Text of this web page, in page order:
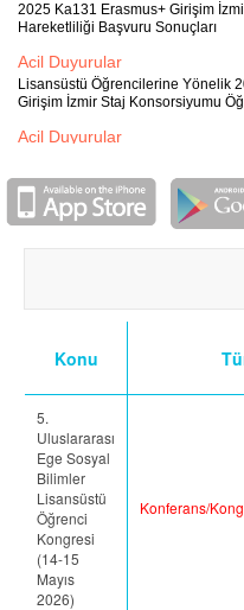
2025 Ka131 Erasmus+ Girişim
Hareketliliği Başvuru Sonuçları
Acil Duyurular
Lisansüstü Öğrencilerine Yönelik
Girişim İzmir Staj Konsorsiyumu
Acil Duyurular
Konu
5.
Uluslararası
Ege Sosyal
Bilimler
Lisansüstü
Öğrenci
Kongresi
(14-15
Mayıs
2026)
Konferans/